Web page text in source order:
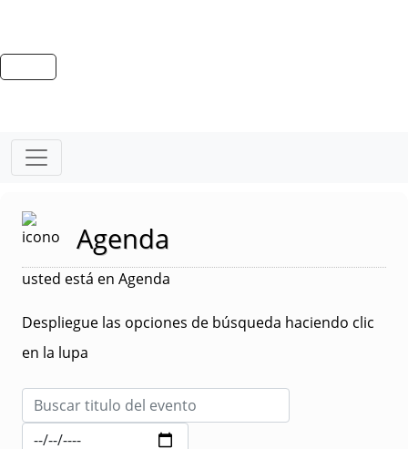
Agenda
usted está en Agenda
Despliegue las opciones de búsqueda haciendo clic
en la lupa